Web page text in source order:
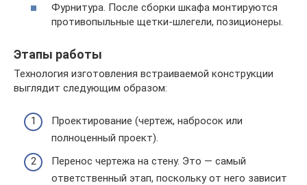
Фурнитура. После сборки шкафа монтируются
противопыльные щетки-шлегели, позиционеры.
Этапы работы
Технология изготовления встраиваемой конструкции
выглядит следующим образом:
Проектирование (чертеж, набросок или
полноценный проект).
Перенос чертежа на стену. Это — самый
ответственный этап, поскольку от него зависит